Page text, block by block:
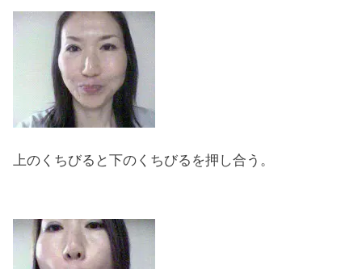
上のくちびると下のくちびるを押し合う。